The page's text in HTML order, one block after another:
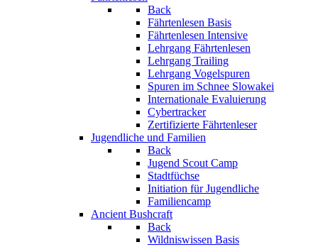
Back
Fährtenlesen Basis
Fährtenlesen Intensive
Lehrgang Fährtenlesen
Lehrgang Trailing
Lehrgang Vogelspuren
Spuren im Schnee Slowakei
Internationale Evaluierung
Cybertracker
Zertifizierte Fährtenleser
Jugendliche und Familien
Back
Jugend Scout Camp
Stadtfüchse
Initiation für Jugendliche
Familiencamp
Ancient Bushcraft
Back
Wildniswissen Basis